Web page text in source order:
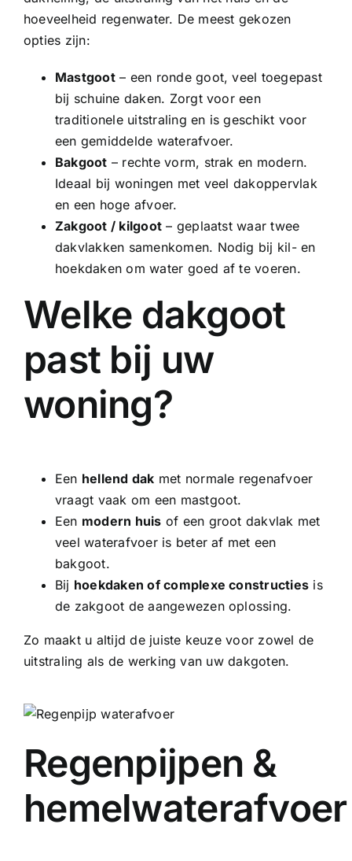
hoeveelheid regenwater. De meest gekozen
opties zijn:
Mastgoot– een ronde goot, veel toegepast
bij schuine daken. Zorgt voor een
traditionele uitstraling en is geschikt voor
een gemiddelde waterafvoer.
Bakgoot – rechte vorm, strak en modern.
Ideaal bij woningen met veel dakoppervlak
en een hoge afvoer.
Zakgoot / kilgoot – geplaatst waar twee
dakvlakken samenkomen. Nodig bij kil- en
hoekdaken om water goed af te voeren.
Welke dakgoot
past bij uw
woning?
Een hellend dak met normale regenafvoer
vraagt vaak om een mastgoot.
Een modern huis of een groot dakvlak met
veel waterafvoer is beter af met een
bakgoot.
Bij hoekdaken of complexe constructies is
de zakgoot de aangewezen oplossing.
Zo maakt u altijd de juiste keuze voor zowel de
uitstraling als de werking van uw dakgoten.
Regenpijpen &
hemelwaterafvoer